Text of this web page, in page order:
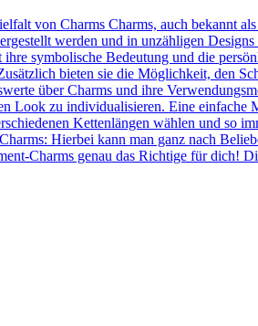
von Charms Charms, auch bekannt
werden und in unzähligen
symbolische Bedeutung und die
bieten sie die Möglichkeit, den
über Charms und ihre
Look zu individualisieren. Eine einfache
Kettenlängen wählen und so
Hierbei kann man ganz nach
Charms genau das Richtige für dich!